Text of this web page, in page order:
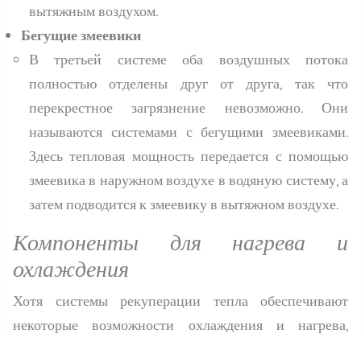
вытяжным воздухом.
Бегущие змеевики
В третьей системе оба воздушных потока
полностью отделены друг от друга, так что
перекрестное загрязнение невозможно. Они
называются системами с бегущими змеевиками.
Здесь тепловая мощность передается с помощью
змеевика в наружном воздухе в водяную систему, а
затем подводится к змеевику в вытяжном воздухе.
Компоненты для нагрева и
охлаждения
Хотя системы рекуперации тепла обеспечивают
некоторые возможности охлаждения и нагрева,